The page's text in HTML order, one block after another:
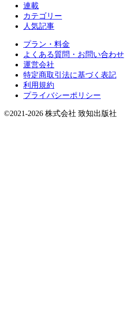
連載
カテゴリー
人気記事
プラン・料金
よくある質問・お問い合わせ
運営会社
特定商取引法に基づく表記
利用規約
プライバシーポリシー
©2021-2026 株式会社 致知出版社